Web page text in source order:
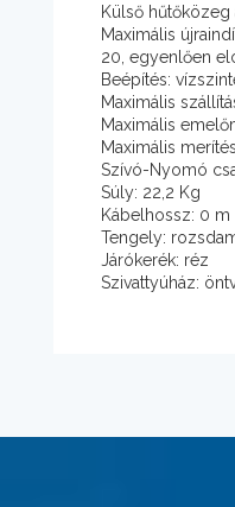
Külső hűtőközeg
Maximális
20, egyenlően
Beépítés:
Maximális
Maximális
Maximális
Szívó-Nyomó
Súly: 22,2 Kg
Kábelhossz: 0 m
Tengely:
Járókerék: réz
Szivattyúház: